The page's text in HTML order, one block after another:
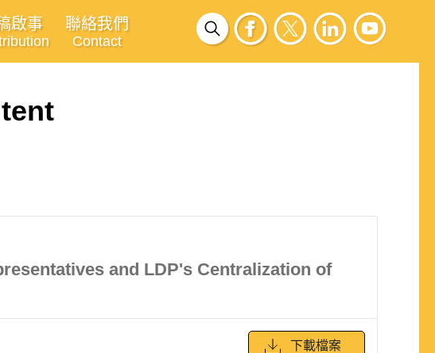
啟事 聯絡我們
Contact
and LDP's Centralization of
下載檔案